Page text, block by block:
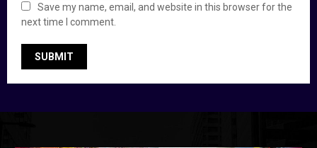
Save my name, email, and website in this browser for the
next time I comment.